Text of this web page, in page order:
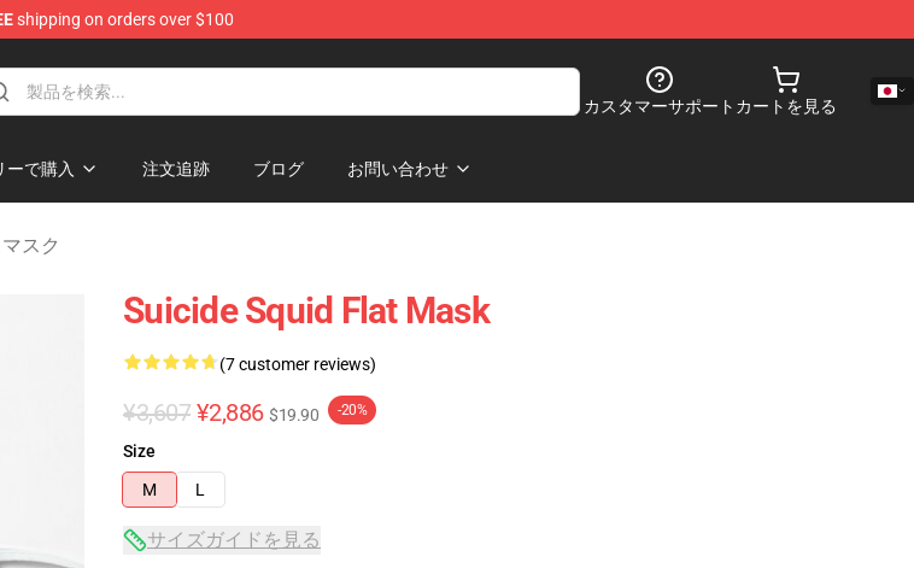
shipping on orders over $100
カスタマーサポート カートを見る
ーで購入 注文追跡 ブログ お問い合わせ
スク
Suicide Squid Flat Mask
(7 customer reviews)
¥3,607 ¥2,886 $19.90 -20%
Size
M
L
サイズガイドを見る